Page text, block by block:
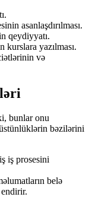
asanlaşdırılması.
qeydiyyatı.
kurslara yazılması.
və
bunlar onu
bəzilərini
iş prosesini
belə